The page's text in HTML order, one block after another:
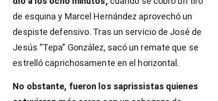
de esquina y Marcel Hernández aprovechó un
despiste defensivo. Tras un servicio de José de
Jesús “Tepa” González, sacó un remate que se
estrelló caprichosamente en el horizontal.
No obstante, fueron los saprissistas quienes